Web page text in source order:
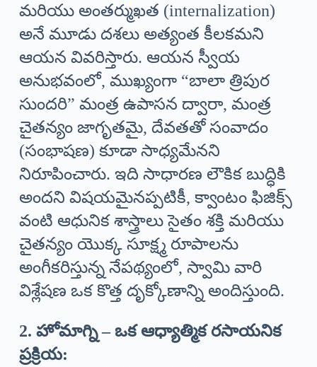
మరియు అంతర్ముఖత (internalization)
అనే మూడు దశలు అత్యంత కీలకమని
ఆయన వివరిస్తారు. ఆయన స్వీయ
అనుభవంలో, ముఖ్యంగా “బాలా త్రిపుర
సుందరి” మంత్ర ఉపాసన ద్వారా, మంత్ర
చైతన్యం జాగృతమై, దేవతతో సంవాదం
(సంభాషణ) కూడా సాధ్యమేనని
నిరూపించారు. ఇది సాధారణ లౌకిక బుద్ధికి
అందని విషయమైనప్పటికీ, క్వాంటం ఫిజిక్స్
వంటి ఆధునిక శాస్త్రాలు సైతం శక్తి మరియు
చైతన్యం యొక్క సూక్ష్మ రూపాలను
అంగీకరిస్తున్న నేపథ్యంలో, స్వామి వారి
విశ్లేషణ ఒక కొత్త దృక్కోణాన్ని అందిస్తుంది.
2. హోమాగ్ని – ఒక ఆధ్యాత్మిక రసాయనిక
ప్రక్రియ: